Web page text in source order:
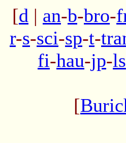
[d | an-b-bro-
r-s-sci-sp-t-
fi-hau-jp-ls
[